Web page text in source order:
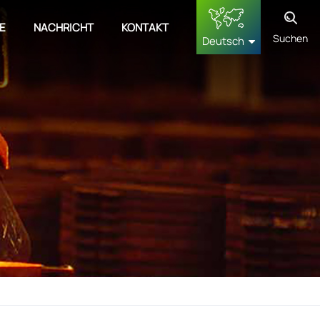
NACHRICHT
KONTAKT
Deutsch
français
Deutsch
русский
Suchen